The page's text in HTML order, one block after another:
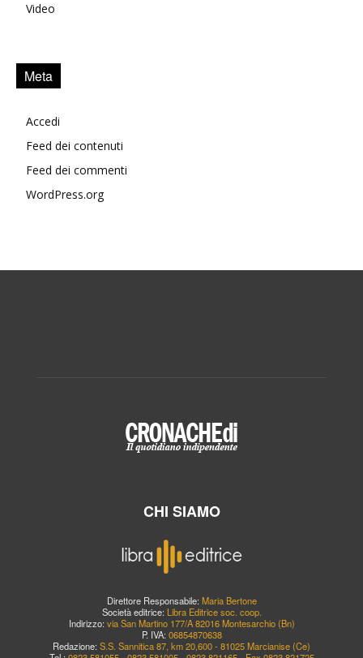
Video
Meta
Accedi
Feed dei contenuti
Feed dei commenti
WordPress.org
CHI SIAMO
Direttore Responsabile: Maria Bertone
Società editrice: Libra Editrice soc. coop.
Indirizzo: via San Martino 177/A 82016 Montesarchio (Bn)
P. IVA: 06854870638
Redazione: S.S. Sannitica 87, km 20,600 - 81025 Marcianise (Ce)